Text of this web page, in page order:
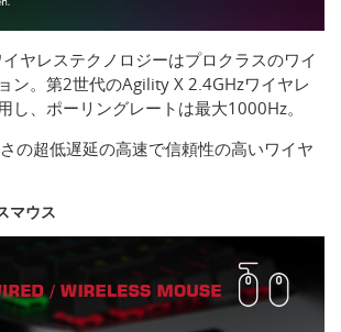
ヤレステクノロジーはプロクラスのワイ
ン。第2世代のAgility X 2.4GHzワイヤレ
し、ポーリングレートは最大1000Hz。
の超低遅延の高速で信頼性の高いワイヤ
マウス